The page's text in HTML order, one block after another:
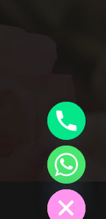
H
i
d
e
c
h
a
y